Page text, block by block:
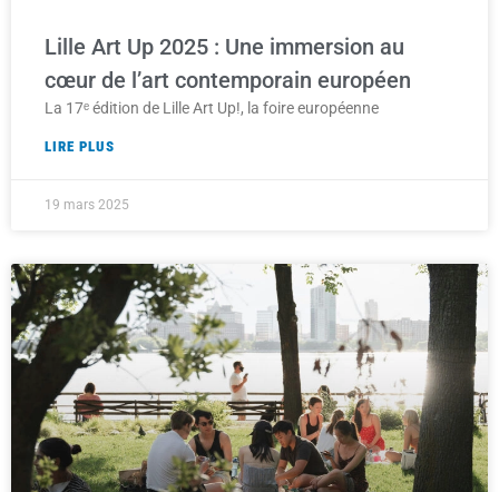
Lille Art Up 2025 : Une immersion au
cœur de l’art contemporain européen
La 17ᵉ édition de Lille Art Up!, la foire européenne
LIRE PLUS
19 mars 2025